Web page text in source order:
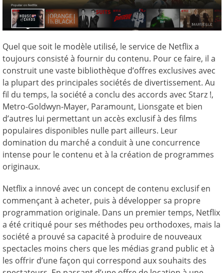
Quel que soit le modèle utilisé, le service de Netflix a
toujours consisté à fournir du contenu. Pour ce faire, il a
construit une vaste bibliothèque d’offres exclusives avec
la plupart des principales sociétés de divertissement. Au
fil du temps, la société a conclu des accords avec Starz !,
Metro-Goldwyn-Mayer, Paramount, Lionsgate et bien
d’autres lui permettant un accès exclusif à des films
populaires disponibles nulle part ailleurs. Leur
domination du marché a conduit à une concurrence
intense pour le contenu et à la création de programmes
originaux.
Netflix a innové avec un concept de contenu exclusif en
commençant à acheter, puis à développer sa propre
programmation originale. Dans un premier temps, Netflix
a été critiqué pour ses méthodes peu orthodoxes, mais la
société a prouvé sa capacité à produire de nouveaux
spectacles moins chers que les médias grand public et à
les offrir d’une façon qui correspond aux souhaits des